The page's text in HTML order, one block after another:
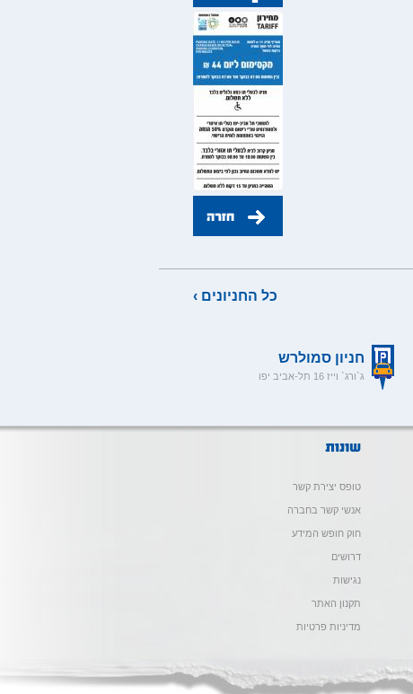
כל החניונים ›
חניון סמולרש
ג`ורג` וייז 16 תל-אביב יפו
טופס יצירת קשר
אנשי קשר בחברה
חוק חופש המידע
דרושים
נגישות
תקנון האתר
מדיניות פרטיות